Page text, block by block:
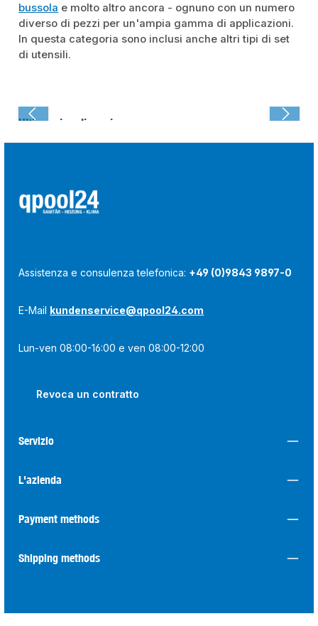
bussola e molto altro ancora - ognuno con un numero
diverso di pezzi per un'ampia gamma di applicazioni.
In questa categoria sono inclusi anche altri tipi di set
di utensili.
Ultima visualizzazione:
Assistenza e consulenza telefonica: +49 (0)9843 9897-0
E-Mail kundenservice@qpool24.com
Lun-ven 08:00-16:00 e ven 08:00-12:00
Revoca un contratto
Servizio
L'azienda
Payment methods
Shipping methods